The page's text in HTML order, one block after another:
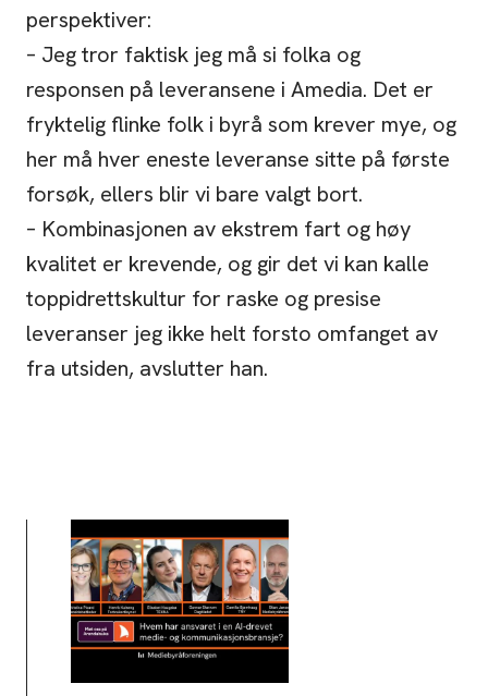
perspektiver:
– Jeg tror faktisk jeg må si folka og
responsen på leveransene i Amedia. Det er
fryktelig flinke folk i byrå som krever mye, og
her må hver eneste leveranse sitte på første
forsøk, ellers blir vi bare valgt bort.
– Kombinasjonen av ekstrem fart og høy
kvalitet er krevende, og gir det vi kan kalle
toppidrettskultur for raske og presise
leveranser jeg ikke helt forsto omfanget av
fra utsiden, avslutter han.